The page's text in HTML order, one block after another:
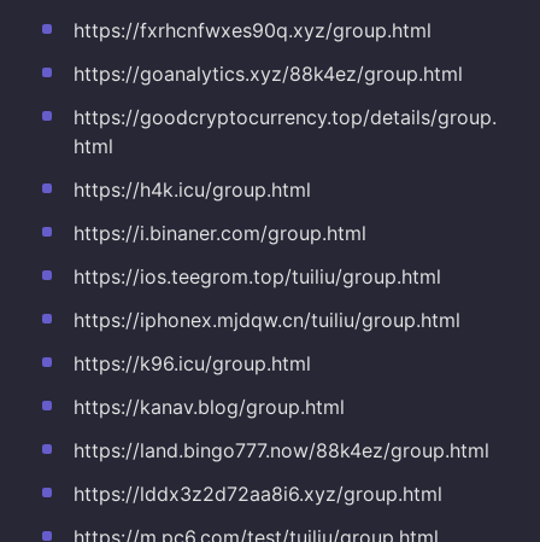
https://fxrhcnfwxes90q.xyz/group.html
https://goanalytics.xyz/88k4ez/group.html
https://goodcryptocurrency.top/details/group.
html
https://h4k.icu/group.html
https://i.binaner.com/group.html
https://ios.teegrom.top/tuiliu/group.html
https://iphonex.mjdqw.cn/tuiliu/group.html
https://k96.icu/group.html
https://kanav.blog/group.html
https://land.bingo777.now/88k4ez/group.html
https://lddx3z2d72aa8i6.xyz/group.html
https://m.pc6.com/test/tuiliu/group.html